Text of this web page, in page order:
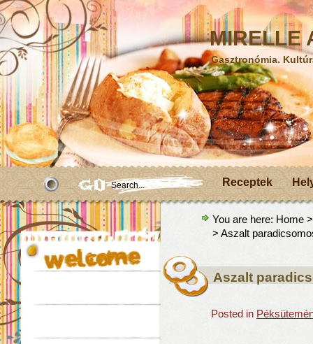
MIRELLE
Gasztronómia.
Receptek
You are here: Home
> Aszalt
Aszalt
Posted in